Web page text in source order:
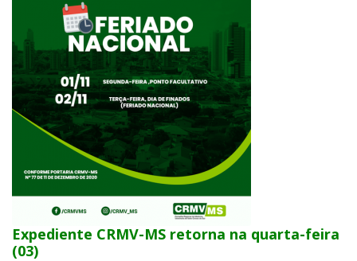
Expediente CRMV-MS retorna na quarta-feira
(03)